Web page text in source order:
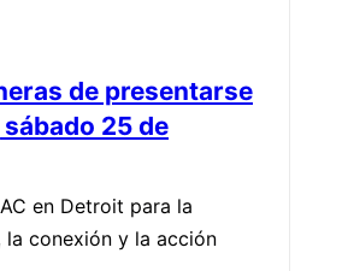
de presentarse
25 de
en Detroit para la
la conexión y la acción